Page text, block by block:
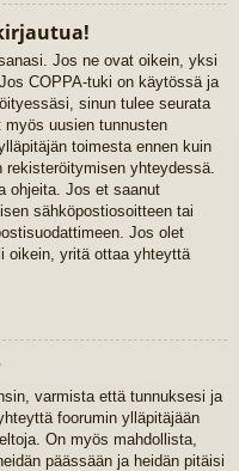
Jos ne ovat oikein, yksi
COPPA-tuki on käytössä ja
sinun tulee seurata
uusien tunnusten
toimesta ennen kuin
yhteydessä.
ohjeita. Jos et saanut
sähköpostiosoitteen tai
Jos olet
oikein, yritä ottaa yhteyttä
varmista että tunnuksesi ja
foorumin ylläpitäjään
On myös mahdollista,
päässään ja heidän pitäisi